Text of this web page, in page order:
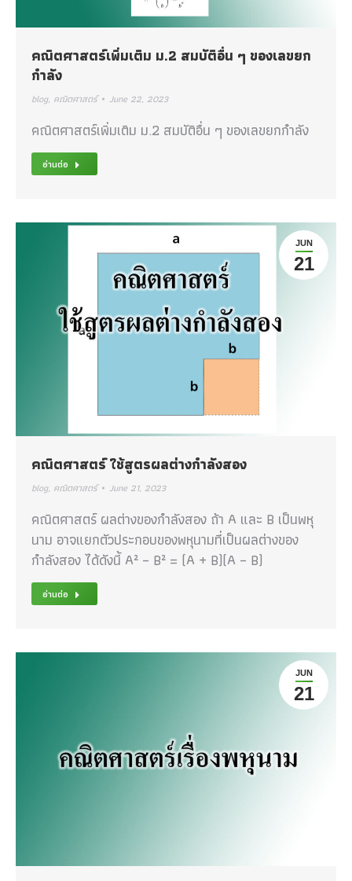
คณิตศาสตร์เพิ่มเติม ม.2 สมบัติอื่น ๆ ของเลขยก
กำลัง
blog, คณิตศาสตร์ June 22, 2023
คณิตศาสตร์เพิ่มเติม ม.2 สมบัติอื่น ๆ ของเลขยกกำลัง
อ่านต่อ
JUN
21
คณิตศาสตร์ ใช้สูตรผลต่างกำลังสอง
blog, คณิตศาสตร์ June 21, 2023
คณิตศาสตร์ ผลต่างของกำลังสอง ถ้า A และ B เป็นพหุ
นาม อาจแยกตัวประกอบของพหุนามที่เป็นผลต่างของ
กำลังสอง ได้ดังนี้ A² – B² = (A + B)(A – B)
อ่านต่อ
JUN
21